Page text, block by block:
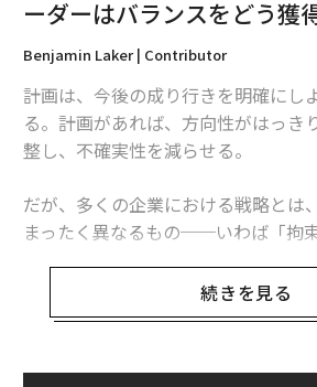
で私を認識していたのかを理解する
は努力ではなかった。それは文脈だっ
これは私だけに限ったことではない
でこれが展開されるのを見てきた。
静かに燃え尽きる一方で、影響力で
も多くの企業環境でデフォルトの通
しかし若手のプロフェッショナルた
る。彼らは知りたいのだ：
ーダーはバランスをどう獲
Benjamin Laker | Contributor
計画は、今後の成り行きを明確にし
る。計画があれば、方向性がはっき
整し、不確実性を減らせる。
だが、多くの企業における戦略とは
まったく異なるもの──いわば「拘
ずの計画が、逆に重い足かせになっ
なると、その時々の状況に合わせた
続きを見る